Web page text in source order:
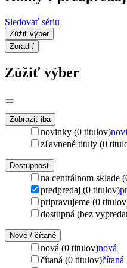
Sledovať sériu
Zúžiť výber
Zoradiť
Zúžiť výber
Zobraziť iba
novinky (0 titulov)
zľavnené tituly (0
Dostupnosť
na centrálnom sklade
predpredaj (0 titulov)
pripravujeme (0
dostupná (bez
Nové / čítané
nová (0 titulov)nová
čítaná (0 titulov)čítaná